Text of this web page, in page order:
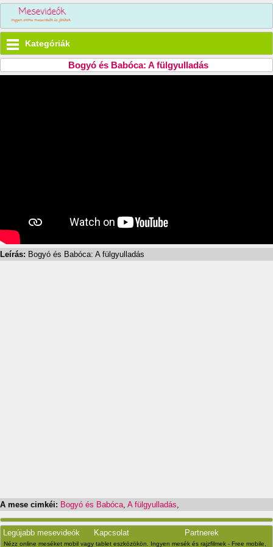
Kategóriák
Bogyó és Babóca: A fülgyulladás
Leírás: Bogyó és Babóca: A fülgyulladás
A mese cimkéi: Bogyó és Babóca A fülgyulladás
Legújabb mesevideók Kapcsolat Partnerek
Nézz online meséket mobil vagy tablet eszközökön. Ingyen mesék és rajzfilmek - Free mobile,